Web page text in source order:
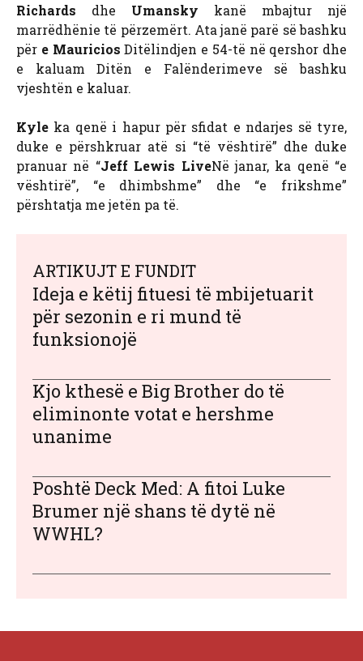
Richards dhe Umansky kanë mbajtur një
marrëdhënie të përzemërt. Ata janë parë së bashku
për e Mauricios Ditëlindjen e 54-të në qershor dhe
e kaluam Ditën e Falënderimeve së bashku
vjeshtën e kaluar.
Kyle ka qenë i hapur për sfidat e ndarjes së tyre,
duke e përshkruar atë si “të vështirë” dhe duke
pranuar në “Jeff Lewis LiveNë janar, ka qenë “e
vështirë”, “e dhimbshme” dhe “e frikshme”
përshtatja me jetën pa të.
ARTIKUJT E FUNDIT
Ideja e këtij fituesi të mbijetuarit
për sezonin e ri mund të
funksionojë
Kjo kthesë e Big Brother do të
eliminonte votat e hershme
unanime
Poshtë Deck Med: A fitoi Luke
Brumer një shans të dytë në
WWHL?